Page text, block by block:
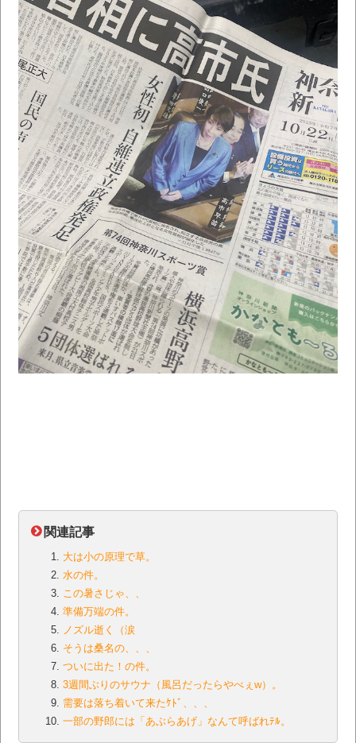
関連記事
大は小の原理で草。
水の件。
この暑さじゃ、、
準備万端の件。
ノズル逝く（涙
そうは桑名の、、、
ついに出た！の件。
3週間ぶりのサウナ（風呂だったらやべぇw）。
需要は落ち着いて来たｹﾄﾞ、、、
一部の野郎には「あぶらあげ」なんて呼ばれﾃﾙ。